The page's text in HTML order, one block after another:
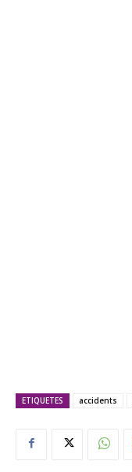
ETIQUETES accidents